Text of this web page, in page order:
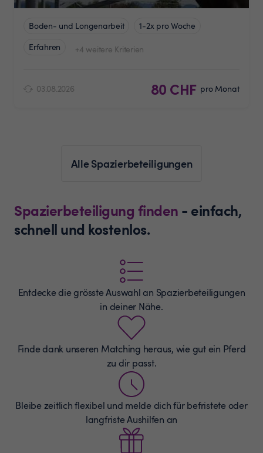
Boden- und Longenarbeit
1-2x pro Woche
Erfahren
+4 weitere Kriterien
03.08.2026 80 CHF pro Monat
Alle Spazierbeteiligungen
Spazierbeteiligung finden - einfach,
schnell und kostenlos.
Entdecke die grösste Auswahl an Spazierbeteiligungen
in deiner Nähe.
Finde dank unseren Matching heraus, wie gut ein Pferd
zu dir passt.
Bleibe zeitlich flexibel und melde dich für befristete oder
langfriste Aushilfen an